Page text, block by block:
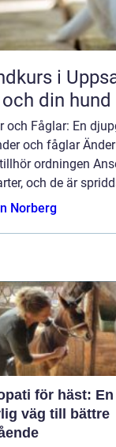
i
din hund
och Fåglar: En
och fåglar
ordningen
och de är
Norberg
för häst: En
väg till bättre